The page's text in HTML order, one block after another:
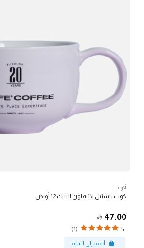
أكواب
كوب باستيل لاتيه لون البينك 12 أونص
47.00
5
(1)